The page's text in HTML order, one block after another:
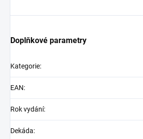
Doplňkové parametry
Kategorie:
EAN:
Rok vydání:
Dekáda: